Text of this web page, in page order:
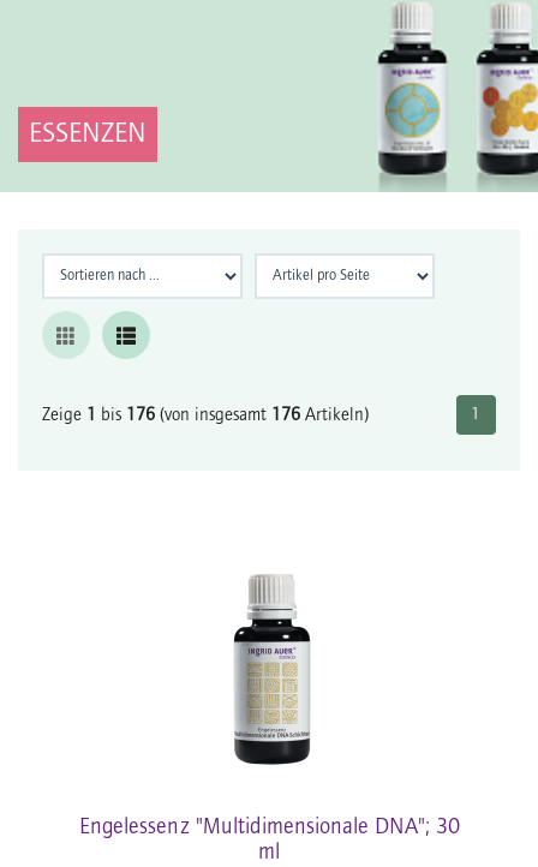
ESSENZEN
Zeige 1 bis 176 (von insgesamt 176 Artikeln) 1
Engelessenz "Multidimensionale DNA"; 30
ml